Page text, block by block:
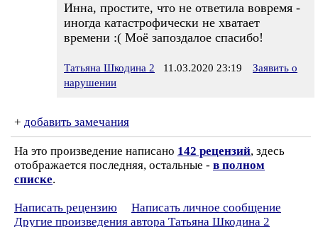
Инна, простите, что не ответила вовремя -
иногда катастрофически не хватает
времени :( Моё запоздалое спасибо!
Татьяна Шкодина 2 11.03.2020 23:19
Заявить о
нарушении
+ добавить замечания
На это произведение написано 142 рецензий, здесь
отображается последняя, остальные - в полном
списке.
Написать рецензию
Написать личное сообщение
Другие произведения автора Татьяна Шкодина 2